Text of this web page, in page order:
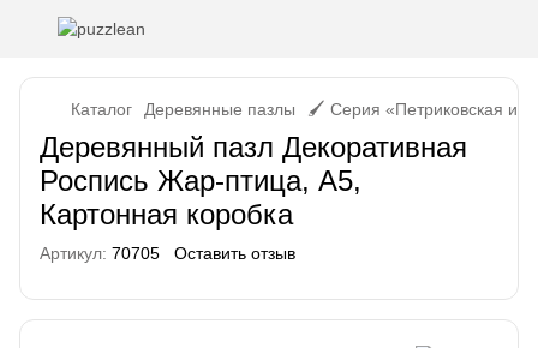
Каталог Деревянные пазлы 🖌️ Серия «Петриковская и
Деревянный пазл Декоративная
Роспись Жар-птица, А5,
Картонная коробка
Артикул: 70705 Оставить отзыв